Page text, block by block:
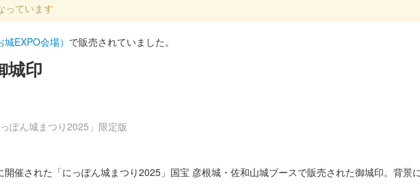
っています
EXPO会場） で販売されていました。
城印
っぽん城まつり2025」限定版
催された「にっぽん城まつり2025」国宝 彦根城・佐和山城ブースで販売された御城印。背景